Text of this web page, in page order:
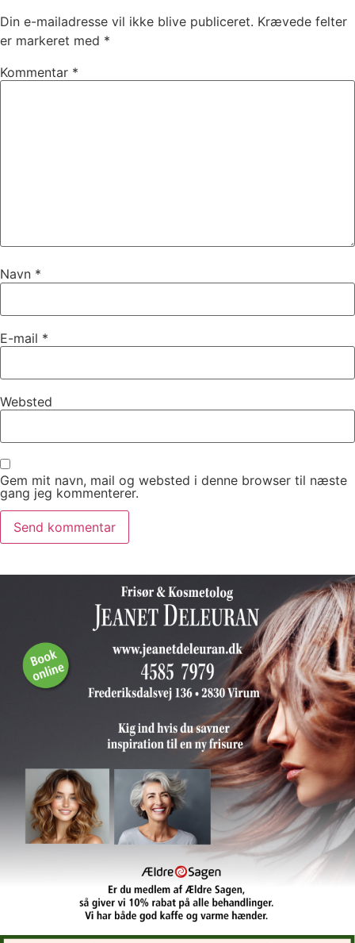
Din e-mailadresse vil ikke blive publiceret. Krævede felter
er markeret med *
Kommentar *
Navn *
E-mail *
Websted
Gem mit navn, mail og websted i denne browser til næste
gang jeg kommenterer.